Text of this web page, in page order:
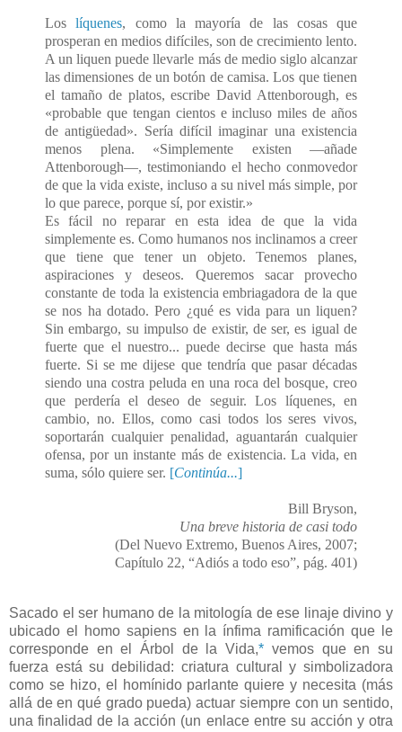
Loslíquenes, como la mayoría de las cosas que
prosperan en medios difíciles, son de crecimiento lento.
A un liquen puede llevarle más de medio siglo alcanzar
las dimensiones de un botón de camisa. Los que tienen
el tamaño de platos, escribe David Attenborough, es
«probable que tengan cientos e incluso miles de años
de an­ti­güe­dad». Sería difícil imaginar una existencia
menos plena. «Simplemente existen —añade
Attenborough—, testimoniando el hecho conmovedor
de que la vida existe, incluso a su nivel más simple, por
lo que parece, porque sí, por existir.»
Es fácil no reparar en esta idea de que la vida
simplemente es. Como humanos nos inclinamos a creer
que tiene que tener un objeto. Tenemos planes,
aspiraciones y deseos. Queremos sacar provecho
constante de toda la existencia embriagadora de la que
se nos ha dotado. Pero ¿qué es vida para un liquen?
Sin embargo, su impulso de existir, de ser, es igual de
fuerte que el nuestro... puede decirse que hasta más
fuerte. Si se me dijese que tendría que pasar décadas
siendo una costra peluda en una roca del bosque, creo
que perdería el deseo de seguir. Los líquenes, en
cambio, no. Ellos, como casi todos los seres vivos,
soportarán cualquier penalidad, aguantarán cualquier
ofensa, por un instante más de existencia. La vida, en
suma, sólo quiere ser. [Continúa...]
Bill Bryson,
Una breve historia de casi todo
(Del Nuevo Extremo, Buenos Aires, 2007;
Capítulo 22, “Adiós a todo eso”, pág. 401)
Sacado el ser humano de la mitología de ese linaje divino y
ubicado el homo sapiens en la ínfima ramificación que le
corresponde en el Árbol de la Vida,* vemos que en su
fuerza está su debilidad: criatura cultural y simbolizadora
como se hizo, el homínido parlante quiere y necesita (más
allá de en qué grado pueda) actuar siempre con un sentido,
una finalidad de la acción (un enlace entre su acción y otra